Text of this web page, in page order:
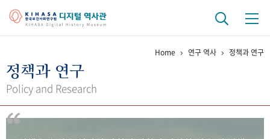
걸어온 길 기관 변천사
연구 역사
Home 연구 역사 정책과 연구
정책과 연구
Policy and Research